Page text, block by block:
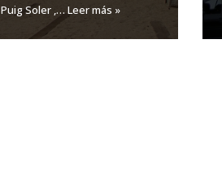
Soler ,… Leer más »